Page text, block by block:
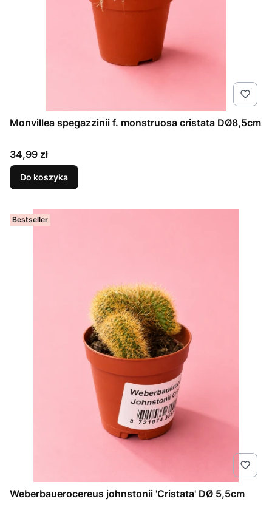
Monvillea spegazzinii f. monstruosa cristata DØ8,5cm
Cena
34,99 zł
Do koszyka
Bestseller
Weberbauerocereus johnstonii 'Cristata' DØ 5,5cm